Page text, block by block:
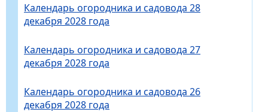
Календарь огородника и садовода 28
декабря 2028 года
Календарь огородника и садовода 27
декабря 2028 года
Календарь огородника и садовода 26
декабря 2028 года